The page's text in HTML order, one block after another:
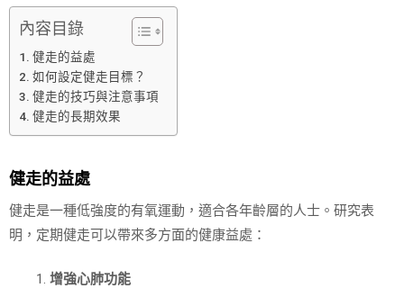
內容目錄
健走的益處
如何設定健走目標？
健走的技巧與注意事項
健走的長期效果
健走的益處
健走是一種低強度的有氧運動，適合各年齡層的人士。研究表
明，定期健走可以帶來多方面的健康益處：
增強心肺功能